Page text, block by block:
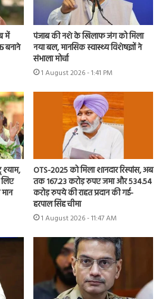
में
बनाने
पंजाब की नशे के खिलाफ जंग को मिला
नया बल, मानसिक स्वास्थ्य विशेषज्ञों ने
संभाला मोर्चा
1 August 2026 - 1:41 PM
OTS-2025 को मिला शानदार रिस्पांस, अब
तक 167.23 करोड़ रुपए जमा और 534.54
करोड़ रुपये की राहत प्रदान की गई-
हरपाल सिंह चीमा
1 August 2026 - 11:47 AM